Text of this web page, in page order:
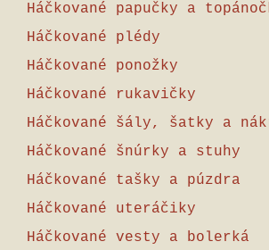
Háčkované papučky a
Háčkované plédy
Háčkované ponožky
Háčkované rukavičky
Háčkované šály, šatky a
Háčkované šnúrky a stuhy
Háčkované tašky a púzdra
Háčkované uteráčiky
Háčkované vesty a bolerká